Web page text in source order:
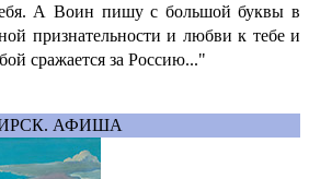
А Воин пишу с большой буквы в
признательности и любви к тебе и
сражается за Россию..."
АФИША